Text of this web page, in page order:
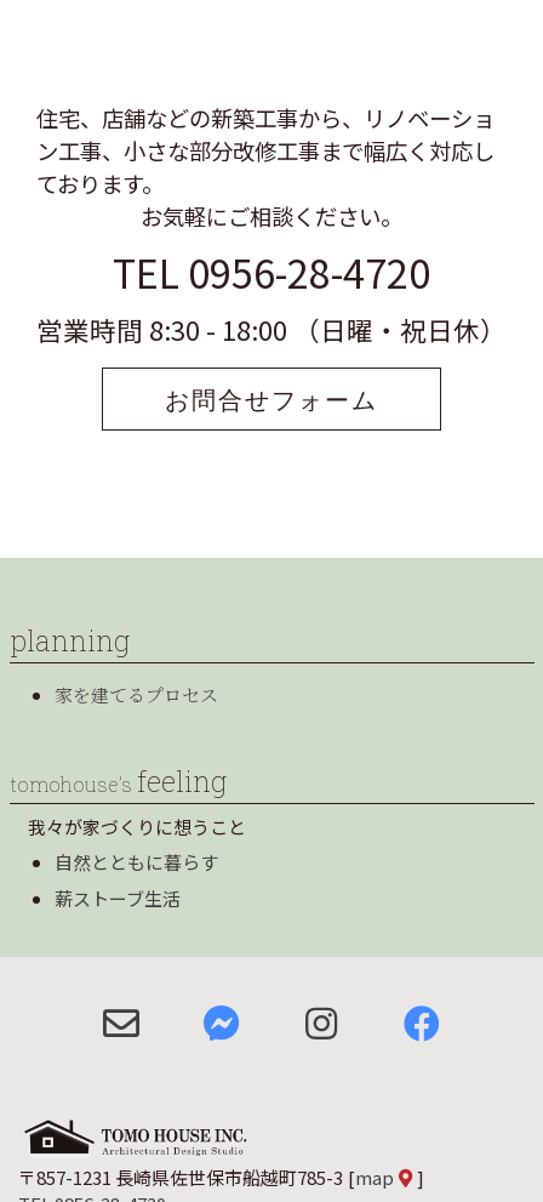
住宅、店舗などの新築工事から、リノベーショ
ン工事、 小さな部分改修工事まで幅広く対応し
ております。
お気軽にご相談ください。
TEL 0956-28-4720
営業時間 8:30 - 18:00 （日曜・祝日休）
お問合せフォーム
planning
家を建てるプロセス
tomohouse’s feeling
我々が家づくりに想うこと
自然とともに暮らす
薪ストーブ生活
〒857-1231 長崎県佐世保市船越町785-3 [map
]